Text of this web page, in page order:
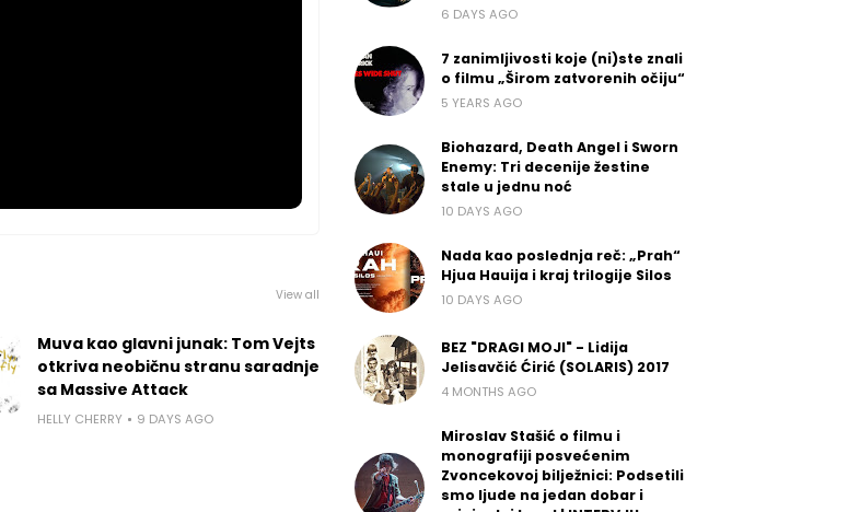
View all
Muva kao glavni junak: Tom Vejts
otkriva neobičnu stranu saradnje
sa Massive Attack
HELLY CHERRY 9 DAYS AGO
6 DAYS AGO
7 zanimljivosti koje (ni)ste znali
o filmu „Širom zatvorenih očiju“
5 YEARS AGO
Biohazard, Death Angel i Sworn
Enemy: Tri decenije žestine
stale u jednu noć
10 DAYS AGO
Nada kao poslednja reč: „Prah“
Hjua Hauija i kraj trilogije Silos
10 DAYS AGO
BEZ "DRAGI MOJI" - Lidija
Jelisavčić Ćirić (SOLARIS) 2017
4 MONTHS AGO
Miroslav Stašić o filmu i
monografiji posvećenim
Zvoncekovoj bilježnici: Podsetili
smo ljude na jedan dobar i